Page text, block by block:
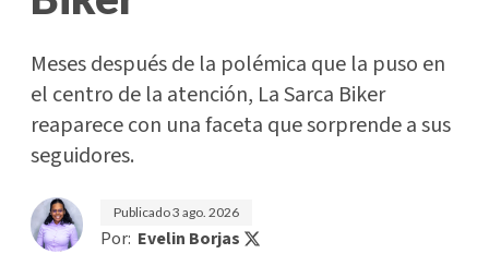
Meses después de la polémica que la puso en
el centro de la atención, La Sarca Biker
reaparece con una faceta que sorprende a sus
seguidores.
Publicado3 ago. 2026
Por: Evelin Borjas